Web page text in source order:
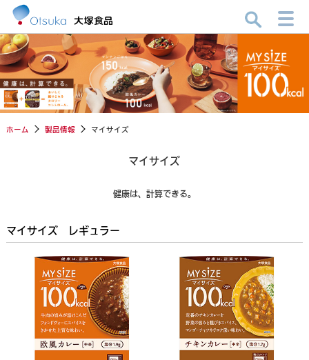
ホーム 製品情報 マイサイズ
マイサイズ
健康は、計算できる。
マイサイズ レギュラー